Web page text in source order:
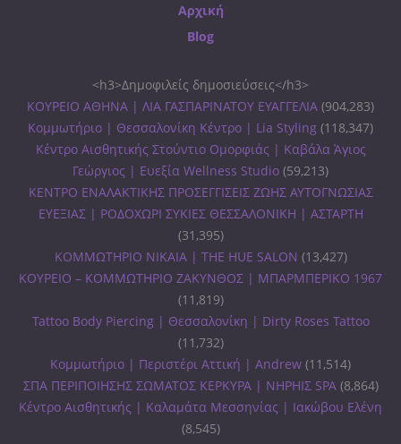
Αρχική
Blog
<h3>Δημοφιλείς δημοσιεύσεις</h3>
ΚΟΥΡΕΙΟ ΑΘΗΝΑ | ΛΙΑ ΓΑΣΠΑΡΙΝΑΤΟΥ ΕΥΑΓΓΕΛΙΑ (904,283)
Κομμωτήριο | Θεσσαλονίκη Κέντρο | Lia Styling (118,347)
Κέντρο Αισθητικής Στούντιο Ομορφιάς | Καβάλα Άγιος
Γεώργιος | Ευεξία Wellness Studio (59,213)
ΚΕΝΤΡΟ ΕΝΑΛΑΚΤΙΚΗΣ ΠΡΟΣΕΓΓΙΣΕΙΣ ΖΩΗΣ ΑΥΤΟΓΝΩΣΙΑΣ
ΕΥΕΞΙΑΣ | ΡΟΔΟΧΩΡΙ ΣΥΚΙΕΣ ΘΕΣΣΑΛΟΝΙΚΗ | ΑΣΤΑΡΤΗ
(31,395)
ΚΟΜΜΩΤΗΡΙΟ ΝΙΚΑΙΑ | THE HUE SALON (13,427)
ΚΟΥΡΕΙΟ – ΚΟΜΜΩΤΗΡΙΟ ΖΑΚΥΝΘΟΣ | ΜΠΑΡΜΠΕΡΙΚΟ 1967
(11,819)
Tattoo Body Piercing | Θεσσαλονίκη | Dirty Roses Tattoo
(11,732)
Κομμωτήριο | Περιστέρι Αττική | Andrew (11,514)
ΣΠΑ ΠΕΡΙΠΟΙΗΣΗΣ ΣΩΜΑΤΟΣ ΚΕΡΚΥΡΑ | ΝΗΡΗΙΣ SPA (8,864)
Κέντρο Αισθητικής | Καλαμάτα Μεσσηνίας | Ιακώβου Ελένη
(8,545)